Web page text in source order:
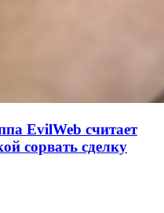
EvilWeb считает
сорвать сделку